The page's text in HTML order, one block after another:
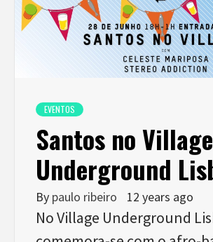
EVENTOS
Santos no Village
Underground
By paulo ribeiro 12 years ago
No Village Underground